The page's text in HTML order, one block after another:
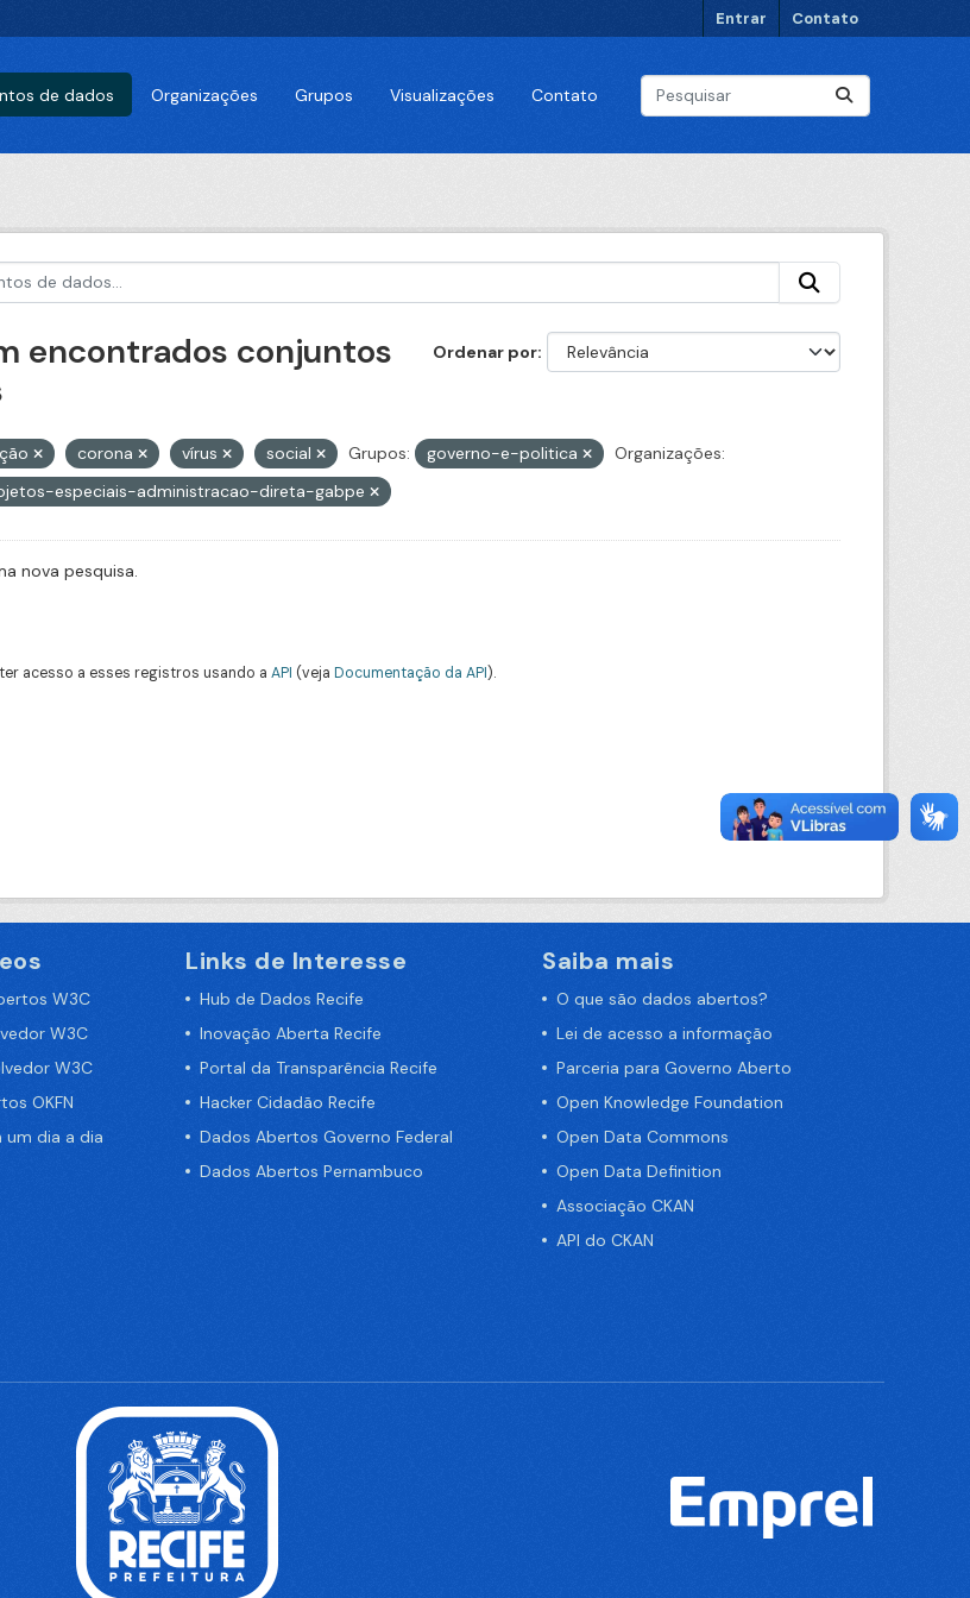
Entrar Contato
de dados Organizações Grupos Visualizações Contato
Ordenar por
encontrados conjuntos
corona vírus social Grupos: governo-e-politica
Organizações:
especiais-administracao-direta-gabpe
nova pesquisa.
acesso a esses registros usando a API (veja Documentação da API).
W3C
W3C
W3C
OKFN
um dia a dia
Links de Interesse
Hub de Dados Recife
Inovação Aberta Recife
Portal da Transparência Recife
Hacker Cidadão Recife
Dados Abertos Governo Federal
Dados Abertos Pernambuco
Saiba mais
O que são dados abertos?
Lei de acesso a informação
Parceria para Governo Aberto
Open Knowledge Foundation
Open Data Commons
Open Data Definition
Associação CKAN
API do CKAN